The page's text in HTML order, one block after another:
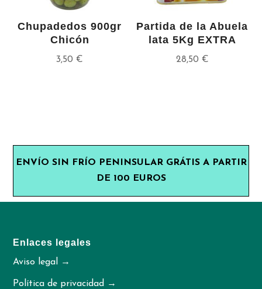
Chupadedos 900gr
Chicón
3,50€
Partida de la Abuela
lata 5Kg EXTRA
28,50 €
ENVÍO SIN FRÍO PENINSULAR GRÁTIS A PARTIR
DE 100 EUROS
Enlaces legales
Aviso legal →
Política de privacidad →